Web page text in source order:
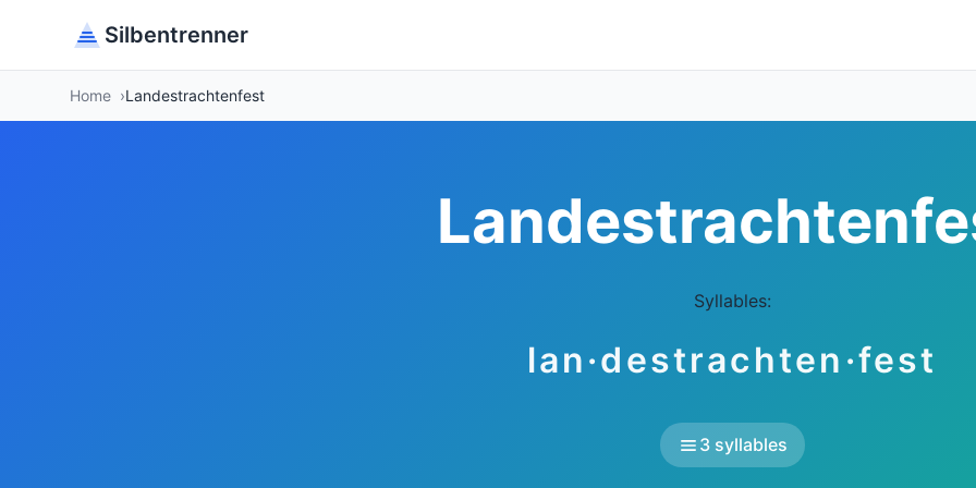
Silbentrenner
Home Landestrachtenfest
Syllables:
lan·destrachten·fest
3 syllables